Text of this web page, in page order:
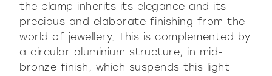
the clamp inherits its elegance and its
precious and elaborate finishing from the
world of jewellery. This is complemented by
a circular aluminium structure, in mid-
bronze finish, which suspends this light